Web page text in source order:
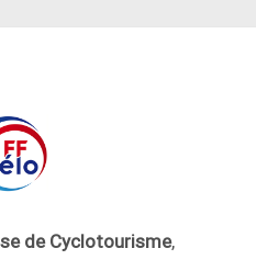
de Cyclotourisme,